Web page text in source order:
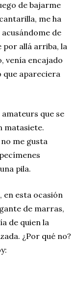
de bajarme
me ha
de
por allá arriba, la
venía encajado
que apareciera
amateurs que se
matasiete.
me gusta
pila.
en esta ocasión
de marras,
de quien la
¿Por qué no?